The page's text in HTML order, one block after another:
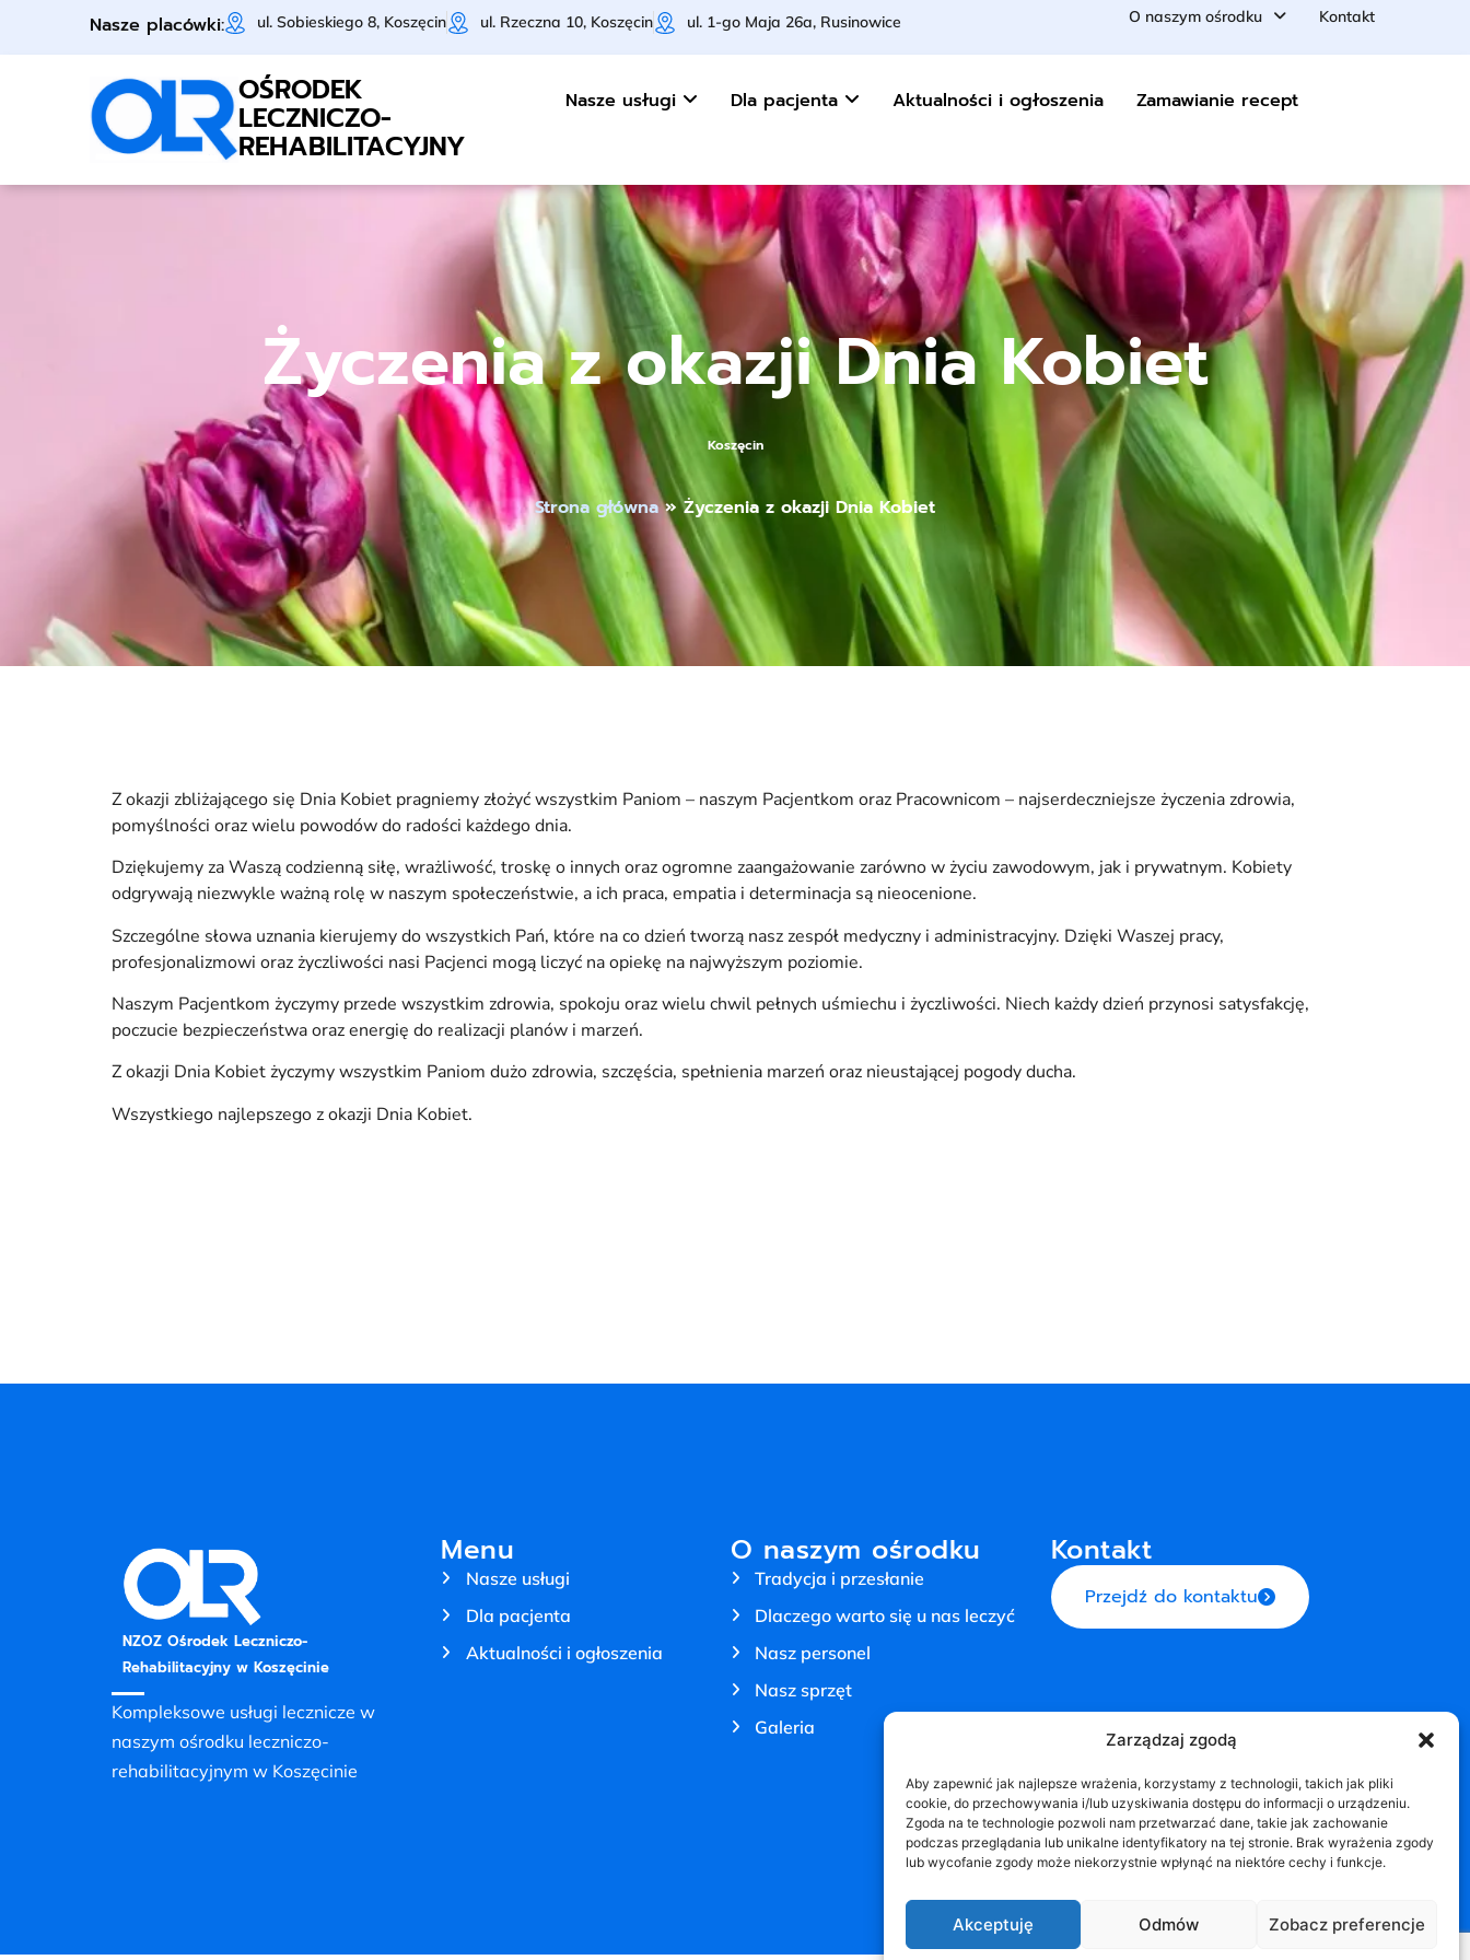
Zarządzaj zgodą
Aby zapewnić jak najlepsze wrażenia, korzystamy z technologii, takich jak pliki
cookie, do przechowywania i/lub uzyskiwania dostępu do informacji o urządzeniu.
Zgoda na te technologie pozwoli nam przetwarzać dane, takie jak zachowanie
podczas przeglądania lub unikalne identyfikatory na tej stronie. Brak wyrażenia zgody
lub wycofanie zgody może niekorzystnie wpłynąć na niektóre cechy i funkcje.
Akceptuję Odmów Zobacz preferencje
Nasze placówki: ul. Sobieskiego 8, Koszęcin ul. Rzeczna 10, Koszęcin ul. 1-go Maja 26a, Rusinowice O naszym ośrodku Kontakt
OŚRODEK
LECZNICZO-
REHABILITACYJNY
Nasze usługi Dla pacjenta Aktualności i ogłoszenia Zamawianie recept
Życzenia z okazji Dnia Kobiet
Koszęcin
Strona główna»Życzenia z okazji Dnia Kobiet
Z okazji zbliżającego się Dnia Kobiet pragniemy złożyć wszystkim Paniom – naszym Pacjentkom oraz Pracownicom – najserdeczniejsze życzenia zdrowia,
pomyślności oraz wielu powodów do radości każdego dnia.
Dziękujemy za Waszą codzienną siłę, wrażliwość, troskę o innych oraz ogromne zaangażowanie zarówno w życiu zawodowym, jak i prywatnym. Kobiety
odgrywają niezwykle ważną rolę w naszym społeczeństwie, a ich praca, empatia i determinacja są nieocenione.
Szczególne słowa uznania kierujemy do wszystkich Pań, które na co dzień tworzą nasz zespół medyczny i administracyjny. Dzięki Waszej pracy,
profesjonalizmowi oraz życzliwości nasi Pacjenci mogą liczyć na opiekę na najwyższym poziomie.
Naszym Pacjentkom życzymy przede wszystkim zdrowia, spokoju oraz wielu chwil pełnych uśmiechu i życzliwości. Niech każdy dzień przynosi satysfakcję,
poczucie bezpieczeństwa oraz energię do realizacji planów i marzeń.
Z okazji Dnia Kobiet życzymy wszystkim Paniom dużo zdrowia, szczęścia, spełnienia marzeń oraz nieustającej pogody ducha.
Wszystkiego najlepszego z okazji Dnia Kobiet.
NZOZ Ośrodek Leczniczo-
Rehabilitacyjny w Koszęcinie
Kompleksowe usługi lecznicze w
naszym ośrodku leczniczo-
rehabilitacyjnym w Koszęcinie
Menu
Nasze usługi
Dla pacjenta
Aktualności i ogłoszenia
O naszym ośrodku
Tradycja i przesłanie
Dlaczego warto się u nas leczyć
Nasz personel
Nasz sprzęt
Galeria
Kontakt
Przejdź do kontaktu